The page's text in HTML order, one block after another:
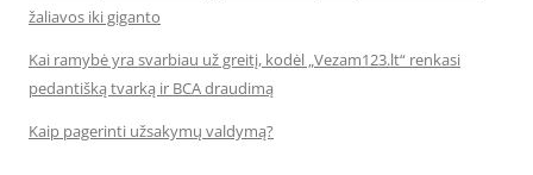
žaliavos iki giganto
Kai ramybė yra svarbiau už greitį, kodėl „Vezam123.lt“ renkasi
pedantišką tvarką ir BCA draudimą
Kaip pagerinti užsakymų valdymą?